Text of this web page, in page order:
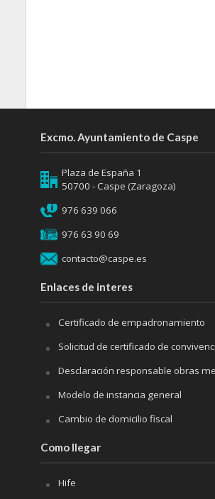
Excmo. Ayuntamiento de Caspe
Plaza de España 1
50700 - Caspe (Zaragoza)
976 639 066
976 63 90 69
contacto@caspe.es
Enlaces de interes
Certificado de empadronamiento
Solicitud de certificado de
Desclaración responsable obras
Modelo de instancia general
Cambio de domicilio fiscal
Como llegar
Hife